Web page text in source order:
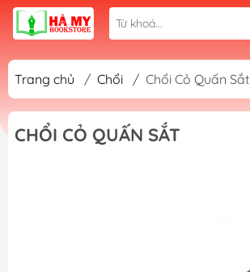
Trang chủ / Chổi / Chổi Cỏ Quấn Sắt
CHỔI CỎ QUẤN SẮT